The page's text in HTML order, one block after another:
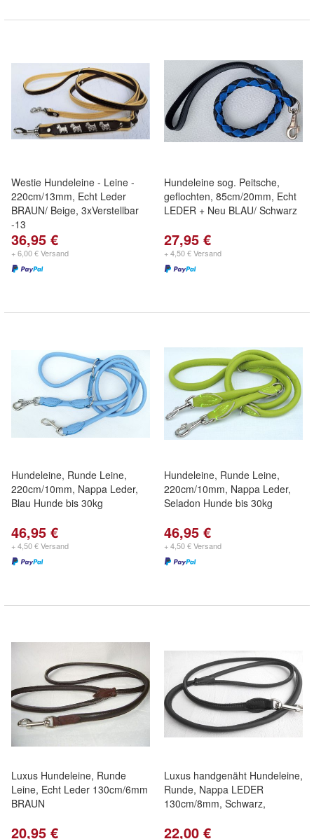
Westie Hundeleine - Leine -
220cm/13mm, Echt Leder
BRAUN/ Beige, 3xVerstellbar
-13
36,95 €
+ 6,00 € Versand
Hundeleine sog. Peitsche,
geflochten, 85cm/20mm, Echt
LEDER + Neu BLAU/ Schwarz
27,95 €
+ 4,50 € Versand
Hundeleine, Runde Leine,
220cm/10mm, Nappa Leder,
Blau Hunde bis 30kg
46,95 €
+ 4,50 € Versand
Hundeleine, Runde Leine,
220cm/10mm, Nappa Leder,
Seladon Hunde bis 30kg
46,95 €
+ 4,50 € Versand
Luxus Hundeleine, Runde
Leine, Echt Leder 130cm/6mm
BRAUN
20,95 €
Luxus handgenäht Hundeleine,
Runde, Nappa LEDER
130cm/8mm, Schwarz,
22,00 €